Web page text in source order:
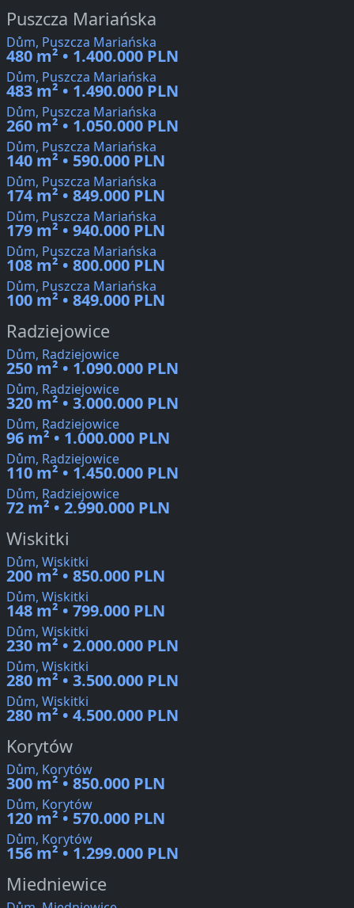
Puszcza Mariańska
Dům, Puszcza Mariańska
480 m² • 1.400.000 PLN
Dům, Puszcza Mariańska
483 m² • 1.490.000 PLN
Dům, Puszcza Mariańska
260 m² • 1.050.000 PLN
Dům, Puszcza Mariańska
140 m² • 590.000 PLN
Dům, Puszcza Mariańska
174 m² • 849.000 PLN
Dům, Puszcza Mariańska
179 m² • 940.000 PLN
Dům, Puszcza Mariańska
108 m² • 800.000 PLN
Dům, Puszcza Mariańska
100 m² • 849.000 PLN
Radziejowice
Dům, Radziejowice
250 m² • 1.090.000 PLN
Dům, Radziejowice
320 m² • 3.000.000 PLN
Dům, Radziejowice
96 m² • 1.000.000 PLN
Dům, Radziejowice
110 m² • 1.450.000 PLN
Dům, Radziejowice
72 m² • 2.990.000 PLN
Wiskitki
Dům, Wiskitki
200 m² • 850.000 PLN
Dům, Wiskitki
148 m² • 799.000 PLN
Dům, Wiskitki
230 m² • 2.000.000 PLN
Dům, Wiskitki
280 m² • 3.500.000 PLN
Dům, Wiskitki
280 m² • 4.500.000 PLN
Korytów
Dům, Korytów
300 m² • 850.000 PLN
Dům, Korytów
120 m² • 570.000 PLN
Dům, Korytów
156 m² • 1.299.000 PLN
Miedniewice